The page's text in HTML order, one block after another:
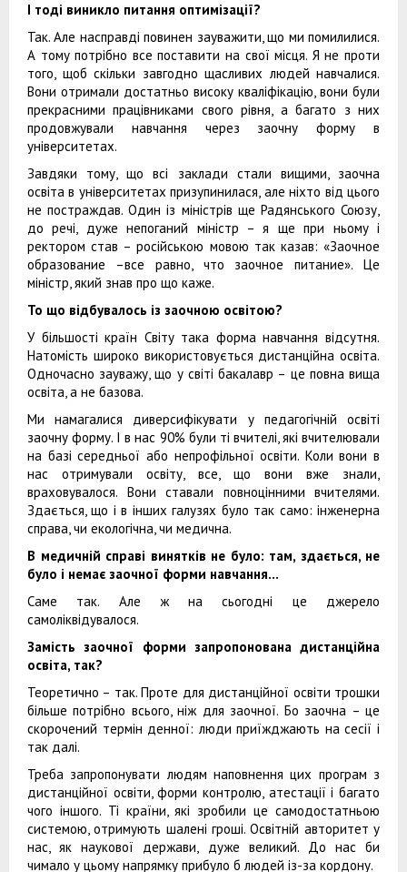
І тоді виникло питання оптимізації?
Так. Але насправді повинен зауважити, що ми помилилися.
А тому потрібно все поставити на свої місця. Я не проти
того, щоб скільки завгодно щасливих людей навчалися.
Вони отримали достатньо високу кваліфікацію, вони були
прекрасними працівниками свого рівня, а багато з них
продовжували навчання через заочну форму в
університетах.
Завдяки тому, що всі заклади стали вищими, заочна
освіта в університетах призупинилася, але ніхто від цього
не постраждав. Один із міністрів ще Радянського Союзу,
до речі, дуже непоганий міністр – я ще при ньому і
ректором став – російською мовою так казав: «Заочное
образование –все равно, что заочное питание». Це
міністр, який знав про що каже.
То що відбувалось із заочною освітою?
У більшості країн Світу така форма навчання відсутня.
Натомість широко використовується дистанційна освіта.
Одночасно зауважу, що у світі бакалавр – це повна вища
освіта, а не базова.
Ми намагалися диверсифікувати у педагогічній освіті
заочну форму. І в нас 90% були ті вчителі, які вчителювали
на базі середньої або непрофільної освіти. Коли вони в
нас отримували освіту, все, що вони вже знали,
враховувалося. Вони ставали повноцінними вчителями.
Здається, що і в інших галузях було так само: інженерна
справа, чи екологічна, чи медична.
В медичній справі винятків не було: там, здається, не
було і немає заочної форми навчання…
Саме так. Але ж на сьогодні це джерело
самоліквідувалося.
Замість заочної форми запропонована дистанційна
освіта, так?
Теоретично – так. Проте для дистанційної освіти трошки
більше потрібно всього, ніж для заочної. Бо заочна – це
скорочений термін денної: люди приїжджають на сесії і
так далі.
Треба запропонувати людям наповнення цих програм з
дистанційної освіти, форми контролю, атестації і багато
чого іншого. Ті країни, які зробили це самодостатньою
системою, отримують шалені гроші. Освітній авторитет у
нас, як наукової держави, дуже великий. До нас би
чимало у цьому напрямку прибуло б людей із-за кордону.